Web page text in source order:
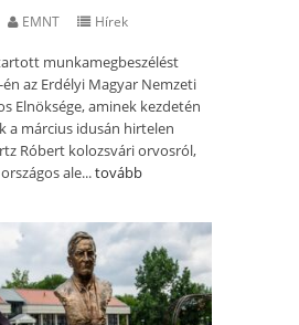
EMNT Hírek
munkamegbeszélést
az Erdélyi Magyar Nemzeti
Elnöksége, aminek kezdetén
a március idusán hirtelen
Róbert kolozsvári orvosról,
ale...tovább